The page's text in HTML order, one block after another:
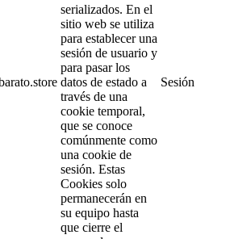
serializados. En el
sitio web se utiliza
para establecer una
sesión de usuario y
para pasar los
datos de estado a
través de una
cookie temporal,
que se conoce
comúnmente como
una cookie de
sesión. Estas
Cookies solo
permanecerán en
su equipo hasta
que cierre el
Sesión